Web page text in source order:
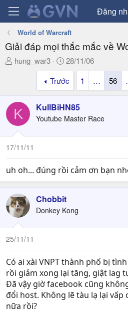
Đăng
World of Warcraft
Giải đáp mọi thắc mắc về
T
a
d
s
t
a
e
hung_war3
N
g
à
y
g
ử
i
28/11/06
Trước
1 … 56
K KullBiHN85
Youtube Master Race
17/11/11
uh oh... đúng rồi cảm ơn bạn
Chobbit
Donkey Kong
25/11/11
Có ai xài VNPT thành phố bị
rồi giảm xong lại tăng, giật lag
Đã vậy giờ facebook cũng
đổi host. Không lẽ tàu lạ lại vấp
nữa rồi?